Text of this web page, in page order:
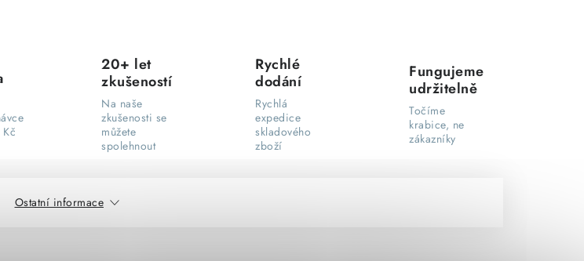
20+ let
zkušeností
Na naše
zkušenosti se
můžete
spolehnout
Rychlé
dodání
Rychlá
expedice
skladového
zboží
Fungujeme
udržitelně
Točíme
krabice, ne
zákazníky
Ostatní informace